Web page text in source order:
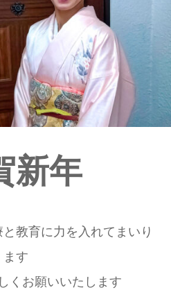
新年
教育に力を入れてまいり
ます
くお願いいたします